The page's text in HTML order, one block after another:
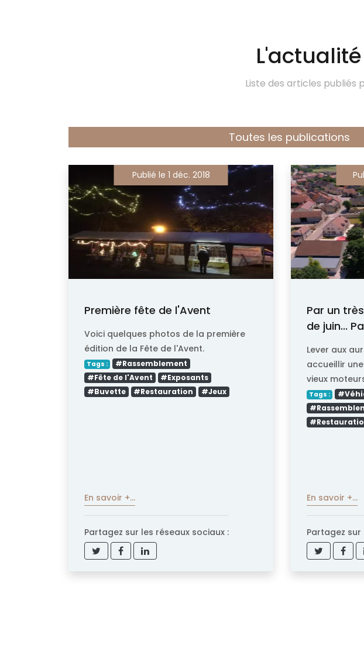
Liste des articles publiés
Toutes les publications
Publié le 1 déc. 2018
Première fête de l'Avent
Voici quelques photos de la première
édition de la Fête de l'Avent.
Tags :
#Rassemblement
#Fête de l'Avent
#Exposants
#Buvette
#Restauration #Jeux
En savoir +...
Partagez sur les réseaux sociaux :
Par un
de juin...
Lever aux
accueillir
vieux
Tags :
En savoir +...
Partagez sur